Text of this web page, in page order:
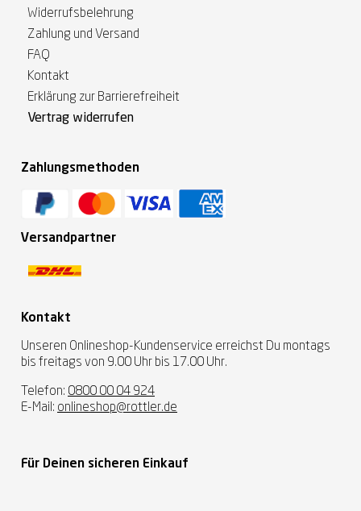
Widerrufsbelehrung
Zahlung und Versand
FAQ
Kontakt
Erklärung zur Barrierefreiheit
Vertrag widerrufen
Zahlungsmethoden
Versandpartner
Kontakt
Unseren Onlineshop-Kundenservice erreichst Du montags
bis freitags von 9.00 Uhr bis 17.00 Uhr.
Telefon: 0800 00 04 924
E-Mail: onlineshop@rottler.de
Für Deinen sicheren Einkauf